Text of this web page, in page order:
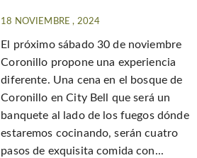
18 NOVIEMBRE , 2024
El próximo sábado 30 de noviembre
Coronillo propone una experiencia
diferente. Una cena en el bosque de
Coronillo en City Bell que será un
banquete al lado de los fuegos dónde
estaremos cocinando, serán cuatro
pasos de exquisita comida con...